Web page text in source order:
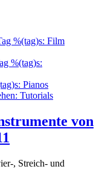
%(tag)s: Film
%(tag)s:
Pianos
Tutorials
von
, Streich- und